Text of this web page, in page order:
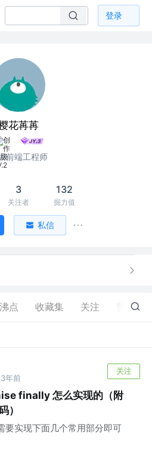
登录
花苒苒
前端工程师
3
关注者
132
掘力值
私信
沸点 收藏集 关注 9
3年前
关注
finally 怎么实现的（附
）
要实现下面几个常用部分即可